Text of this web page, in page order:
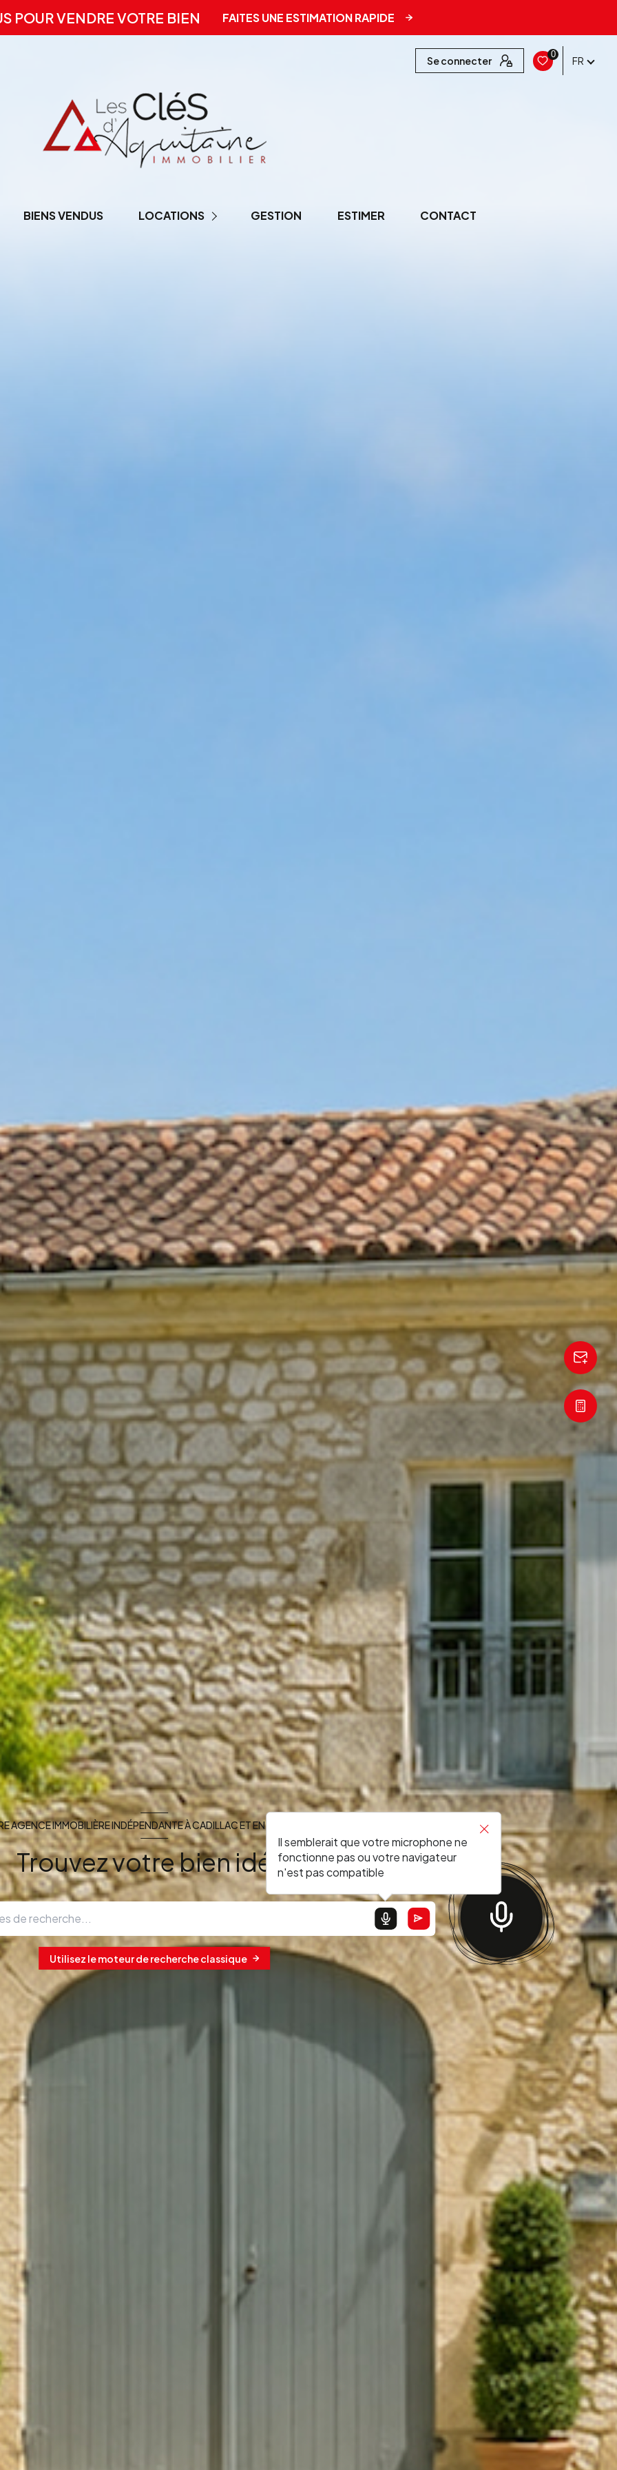
POUR VENDRE VOTRE BIEN FAITES UNE ESTIMATION RAPIDE
Se connecter
0
FR
BIENS VENDUS LOCATIONS GESTION ESTIMER CONTACT
AGENCE IMMOBILIÈRE INDÉPENDANTE À CADILLAC ET EN SUD GIRONDE
Trouvez votre bien idéal
Il semblerait que votre microphone ne
fonctionne pas ou votre navigateur
n'est pas compatible
Utilisez le moteur de recherche classique